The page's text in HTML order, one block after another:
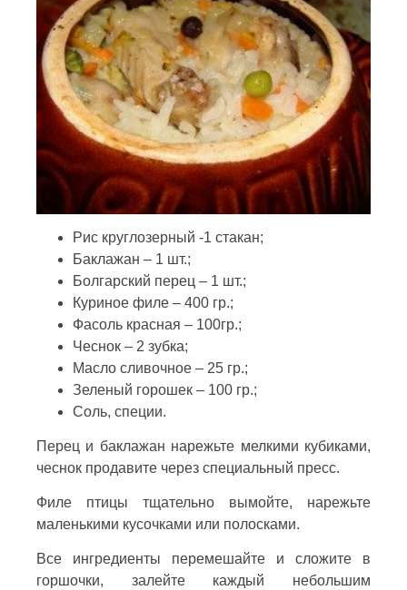
Рис круглозерный -1 стакан;
Баклажан – 1 шт.;
Болгарский перец – 1 шт.;
Куриное филе – 400 гр.;
Фасоль красная – 100гр.;
Чеснок – 2 зубка;
Масло сливочное – 25 гр.;
Зеленый горошек – 100 гр.;
Соль, специи.
Перец и баклажан нарежьте мелкими кубиками,
чеснок продавите через специальный пресс.
Филе птицы тщательно вымойте, нарежьте
маленькими кусочками или полосками.
Все ингредиенты перемешайте и сложите в
горшочки, залейте каждый небольшим